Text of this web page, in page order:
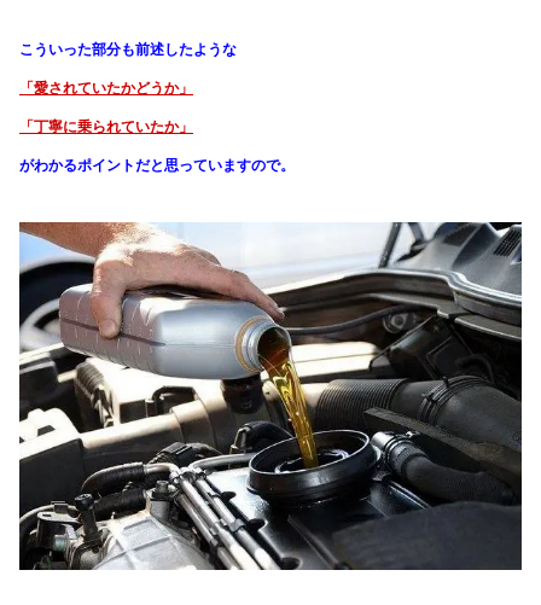
こういった部分も前述したような
「愛されていたかどうか」
「丁寧に乗られていたか」
がわかるポイントだと思っていますので。